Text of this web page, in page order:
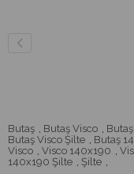
Butaş , Butaş Visco ,
Butaş Visco Şilte , Butaş
Visco , Visco 140x190 ,
140x190 Şilte , Şilte ,